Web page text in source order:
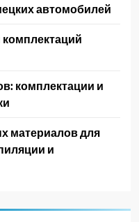
автомобилей
комплектации и
материалов для
и